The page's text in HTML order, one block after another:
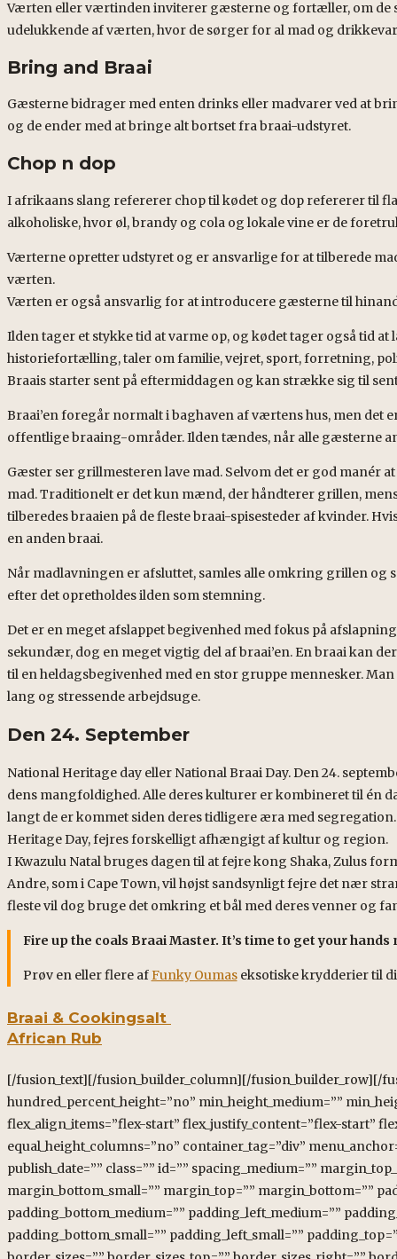
Værten eller værtinden inviterer gæsterne og fortæller, om de
udelukkende af værten, hvor de sørger for al mad og
Bring and Braai
Gæsterne bidrager med enten drinks eller madvarer ved at
og de ender med at bringe alt bortset fra braai-udstyret.
Chop n dop
I afrikaans slang refererer chop til kødet og dop refererer til
alkoholiske, hvor øl, brandy og cola og lokale vine er de
Værterne opretter udstyret og er ansvarlige for at tilberede
værten.
Værten er også ansvarlig for at introducere gæsterne til
Ilden tager et stykke tid at varme op, og kødet tager også tid at
historiefortælling, taler om familie, vejret, sport, forretning,
Braais starter sent på eftermiddagen og kan strække sig til
Braai’en foregår normalt i baghaven af værtens hus, men det
offentlige braaing-områder. Ilden tændes, når alle gæsterne
Gæster ser grillmesteren lave mad. Selvom det er god
mad. Traditionelt er det kun mænd, der håndterer grillen,
tilberedes braaien på de fleste braai-spisesteder af kvinder.
en anden braai.
Når madlavningen er afsluttet, samles alle omkring grillen og
efter det opretholdes ilden som stemning.
Det er en meget afslappet begivenhed med fokus på
sekundær, dog en meget vigtig del af braai’en. En braai kan
til en heldagsbegivenhed med en stor gruppe mennesker.
lang og stressende arbejdsuge.
Den 24. September
National Heritage day eller National Braai Day. Den 24.
dens mangfoldighed. Alle deres kulturer er kombineret til én
langt de er kommet siden deres tidligere æra med segregation.
Heritage Day, fejres forskelligt afhængigt af kultur og region.
I Kwazulu Natal bruges dagen til at fejre kong Shaka, Zulus
Andre, som i Cape Town, vil højst sandsynligt fejre det nær
fleste vil dog bruge det omkring et bål med deres venner og
Fire up the coals Braai Master. It’s time to get your hands
Prøv en eller flere afFunky Oumaseksotiske krydderier til
Braai & Cookingsalt
African Rub
[/fusion_text][/fusion_builder_column][/fusion_builder_row][/fusion_builder_container][fusion_builder_container type=”flex” hundred_percent=”no” hundred_percent_height=”no” min_height_medium=”” min_height_small=”” min_height=”” hundred_percent_height_scroll=”no” align_content=”stretch” flex_align_items=”flex-start” flex_justify_content=”flex-start” flex_column_spacing=”” hundred_percent_height_center_content=”yes” equal_height_columns=”no” container_tag=”div” menu_anchor=”” hide_on_mobile=”small-visibility,medium-visibility,large-visibility” status=”published” publish_date=”” class=”” id=”” spacing_medium=”” margin_top_medium=”” margin_bottom_medium=”” spacing_small=”” margin_top_small=”” margin_bottom_small=”” margin_top=”” margin_bottom=”” padding_dimensions_medium=”” padding_top_medium=”” padding_right_medium=”” padding_bottom_medium=”” padding_left_medium=”” padding_dimensions_small=”” padding_top_small=”” padding_right_small=”” padding_bottom_small=”” padding_left_small=”” padding_top=”” padding_right=”” padding_bottom=”” padding_left=”” link_color=”” link_hover_color=”” border_sizes=”” border_sizes_top=”” border_sizes_right=”” border_sizes_bottom=”” border_sizes_left=”” border_color=”” border_style=”solid” box_shadow=”no” box_shadow_vertical=”” box_shadow_horizontal=”” box_shadow_blur=”0″ box_shadow_spread=”0″ box_shadow_color=”” box_shadow_style=”” z_index=”” overflow=”” gradient_start_color=”” gradient_end_color=”” gradient_start_position=”0″ gradient_end_position=”100″ gradient_type=”linear” radial_direction=”center center” linear_angle=”180″ background_color=”” background_image=”” skip_lazy_load=”” background_position=”center center” background_repeat=”no-repeat” fade=”no” background_parallax=”none” enable_mobile=”no” parallax_speed=”0.3″ background_blend_mode=”none” video_mp4=”” video_webm=”” video_ogv=”” video_url=”” video_aspect_ratio=”16:9″ video_loop=”yes” video_mute=”yes” video_preview_image=”” pattern_bg=”none” pattern_custom_bg=”” pattern_bg_color=”” pattern_bg_style=”default” pattern_bg_opacity=”100″ pattern_bg_size=”” pattern_bg_blend_mode=”normal” mask_bg=”none” mask_custom_bg=”” mask_bg_color=”” mask_bg_accent_color=”” mask_bg_style=”default” mask_bg_opacity=”100″ mask_bg_transform=”left” mask_bg_blend_mode=”normal” render_logics=”” absolute=”off” absolute_devices=”small,medium,large” sticky=”off” sticky_devices=”small-visibility,medium-visibility,large-visibility” sticky_background_color=”” sticky_height=”” sticky_offset=”” sticky_transition_offset=”0″ scroll_offset=”0″ animation_type=”” animation_direction=”left” animation_speed=”0.3″ animation_offset=”” filter_hue=”0″ filter_saturation=”100″ filter_brightness=”100″ filter_contrast=”100″ filter_invert=”0″ filter_sepia=”0″ filter_opacity=”100″ filter_blur=”0″ filter_hue_hover=”0″ filter_saturation_hover=”100″ filter_brightness_hover=”100″ filter_contrast_hover=”100″ filter_invert_hover=”0″ filter_sepia_hover=”0″ filter_opacity_hover=”100″ filter_blur_hover=”0″][fusion_builder_row][fusion_builder_column type=”1_4″ layout=”1_4″ align_self=”auto” content_layout=”column” align_content=”flex-start” valign_content=”flex-start” content_wrap=”wrap” spacing=”” center_content=”no” column_tag=”div” link=”” target=”_self” link_description=”” min_height=”” hide_on_mobile=”small-visibility,medium-visibility,large-visibility” sticky_display=”normal,sticky” class=”” id=”” type_medium=”” type_small=”” order_medium=”0″ order_small=”0″ dimension_spacing_medium=”” dimension_spacing_small=”” dimension_spacing=”” dimension_margin_medium=”” dimension_margin_small=”” margin_top=”” margin_bottom=”” padding_medium=”” padding_small=”” padding_top=”” padding_right=”” padding_bottom=”” padding_left=”” hover_type=”none” border_sizes=”” border_color=”” border_style=”solid” border_radius=”” box_shadow=”no” dimension_box_shadow=”” box_shadow_blur=”0″ box_shadow_spread=”0″ box_shadow_color=”” box_shadow_style=”” z_index_subgroup=”regular” z_index=”” z_index_hover=”” overflow=”” background_type=”single” gradient_start_color=”” gradient_end_color=”” gradient_start_position=”0″